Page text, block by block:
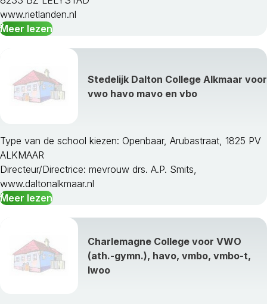
www.rietlanden.nl
Meer lezen
Stedelijk Dalton College Alkmaar voor
vwo havo mavo en vbo
Type van de school kiezen: Openbaar, Arubastraat, 1825 PV
ALKMAAR
Directeur/Directrice: mevrouw drs. A.P. Smits,
www.daltonalkmaar.nl
Meer lezen
Charlemagne College voor VWO
(ath.-gymn.), havo, vmbo, vmbo-t,
lwoo